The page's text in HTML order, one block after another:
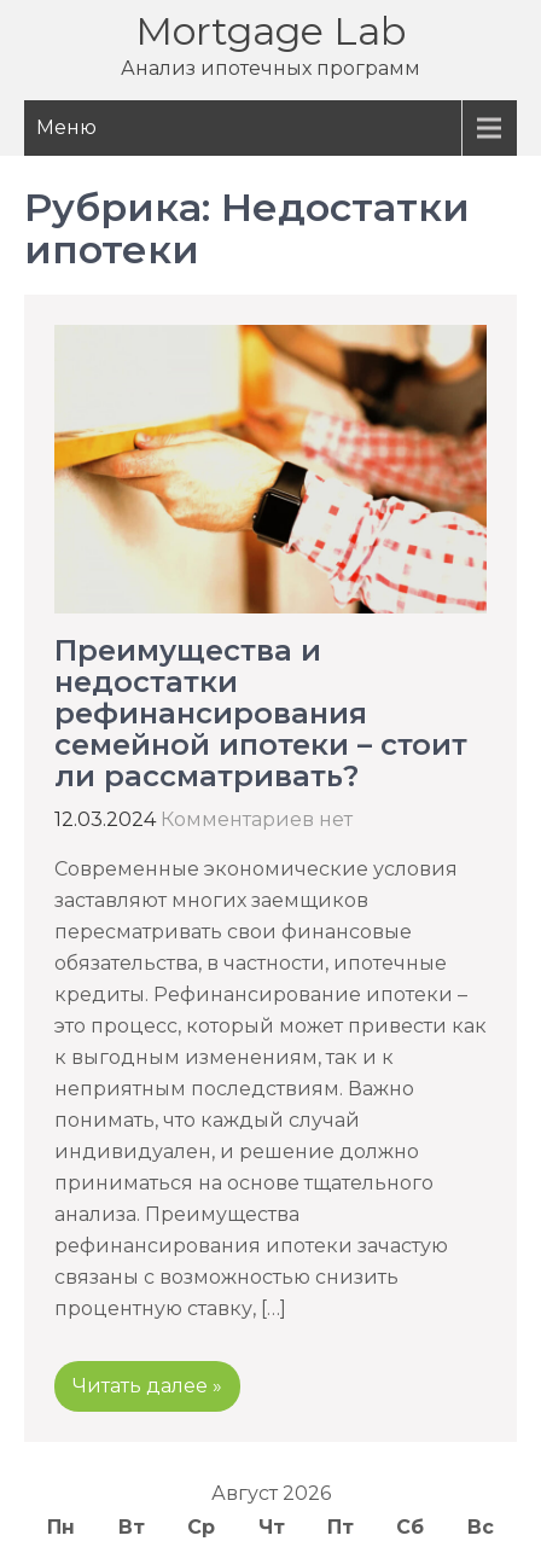
содержимому
Mortgage Lab
Анализ ипотечных программ
Меню
Рубрика: Недостатки
ипотеки
Преимущества и
недостатки
рефинансирования
семейной ипотеки – стоит
ли рассматривать?
12.03.2024 Комментариев нет
Современные экономические условия
заставляют многих заемщиков
пересматривать свои финансовые
обязательства, в частности, ипотечные
кредиты. Рефинансирование ипотеки –
это процесс, который может привести как
к выгодным изменениям, так и к
неприятным последствиям. Важно
понимать, что каждый случай
индивидуален, и решение должно
приниматься на основе тщательного
анализа. Преимущества
рефинансирования ипотеки зачастую
связаны с возможностью снизить
процентную ставку, […]
Читать далее »
Август 2026
Пн
Вт Ср Чт Пт Сб
Вс